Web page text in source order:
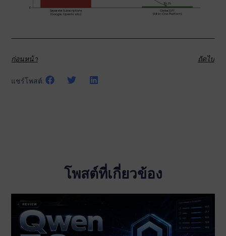
ก่อนหน้า ถัดไป
แชร์โพสต์:
โพสต์ที่เกี่ยวข้อง